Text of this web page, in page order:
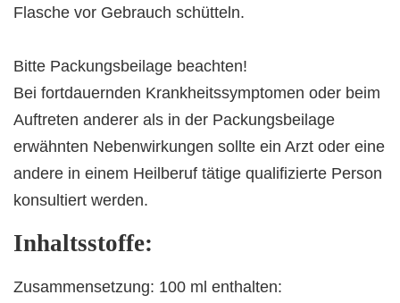
Flasche vor Gebrauch schütteln.
Bitte Packungsbeilage beachten!
Bei fortdauernden Krankheitssymptomen oder beim
Auftreten anderer als in der Packungsbeilage
erwähnten Nebenwirkungen sollte ein Arzt oder eine
andere in einem Heilberuf tätige qualifizierte Person
konsultiert werden.
Inhaltsstoffe:
Zusammensetzung: 100 ml enthalten: